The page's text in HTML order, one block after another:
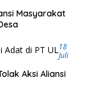
Masyarakat
18
Juli
Aksi Aliansi